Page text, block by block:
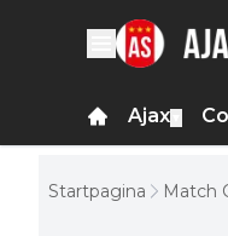
Ajax
Startpagina Match